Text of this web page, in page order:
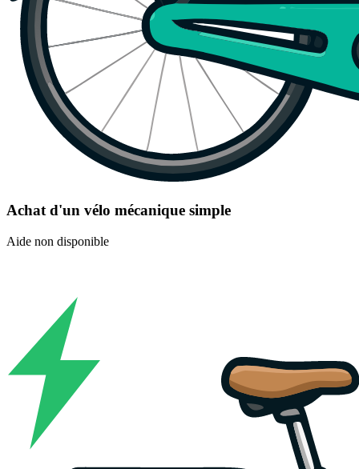
Achat d'un vélo mécanique simple
Aide non disponible